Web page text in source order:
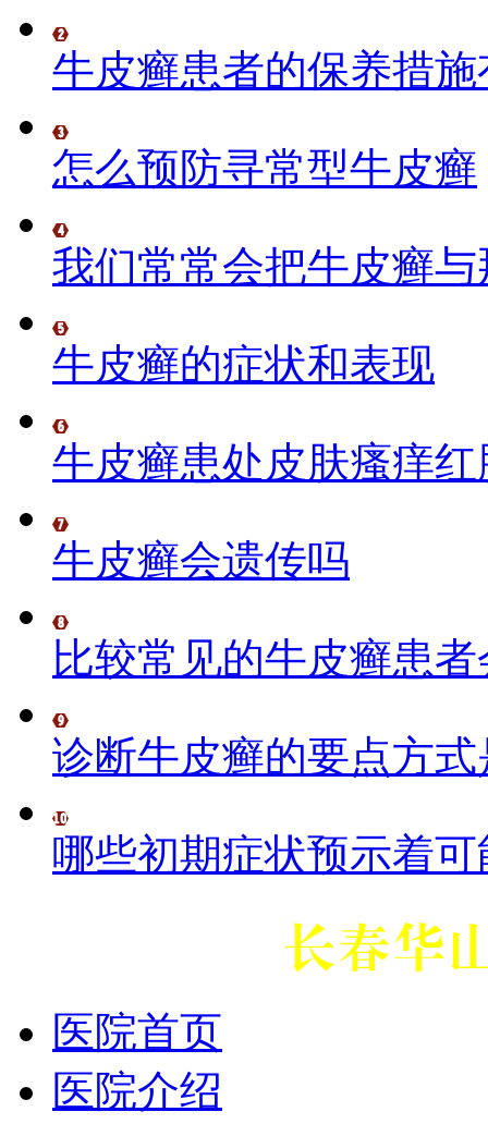
牛皮癣患者的保养措
怎么预防寻常型牛皮癣
我们常常会把牛皮癣
牛皮癣的症状和表现
牛皮癣患处皮肤瘙痒
牛皮癣会遗传吗
比较常见的牛皮癣患
诊断牛皮癣的要点方
哪些初期症状预示着
医院首页
医院介绍